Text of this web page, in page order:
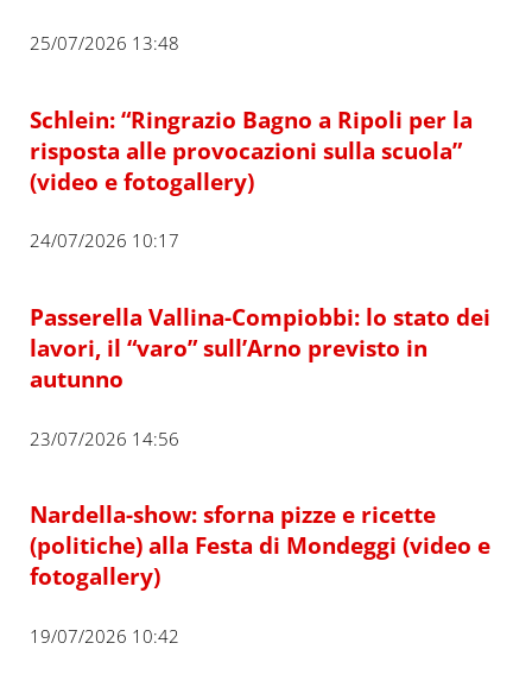
25/07/2026 13:48
Schlein: “Ringrazio Bagno a Ripoli per la
risposta alle provocazioni sulla scuola”
(video e fotogallery)
24/07/2026 10:17
Passerella Vallina-Compiobbi: lo stato dei
lavori, il “varo” sull’Arno previsto in
autunno
23/07/2026 14:56
Nardella-show: sforna pizze e ricette
(politiche) alla Festa di Mondeggi (video e
fotogallery)
19/07/2026 10:42